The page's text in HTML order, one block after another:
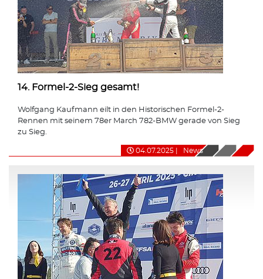
14. Formel-2-Sieg gesamt!
Wolfgang Kaufmann eilt in den Historischen Formel-2-
Rennen mit seinem 78er March 782-BMW gerade von Sieg
zu Sieg.
04.07.2025 News